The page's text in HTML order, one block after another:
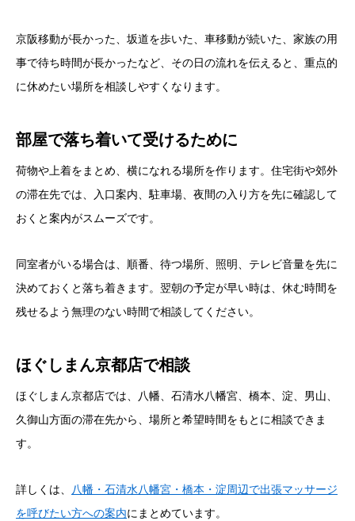
京阪移動が長かった、坂道を歩いた、車移動が続いた、家族の用
事で待ち時間が長かったなど、その日の流れを伝えると、重点的
に休めたい場所を相談しやすくなります。
部屋で落ち着いて受けるために
荷物や上着をまとめ、横になれる場所を作ります。住宅街や郊外
の滞在先では、入口案内、駐車場、夜間の入り方を先に確認して
おくと案内がスムーズです。
同室者がいる場合は、順番、待つ場所、照明、テレビ音量を先に
決めておくと落ち着きます。翌朝の予定が早い時は、休む時間を
残せるよう無理のない時間で相談してください。
ほぐしまん京都店で相談
ほぐしまん京都店では、八幡、石清水八幡宮、橋本、淀、男山、
久御山方面の滞在先から、場所と希望時間をもとに相談できま
す。
詳しくは、 八幡・石清水八幡宮・橋本・淀周辺で出張マッサージ
を呼びたい方への案内にまとめています。